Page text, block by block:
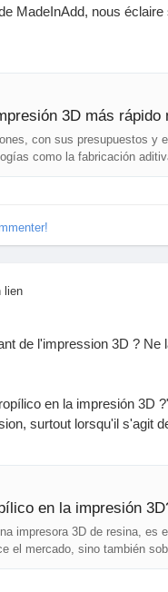
MadeInAdd, nous
l'innovation vient
hésitent. Vous avez un
et d'embrasser la
es/
#Technologie
con sus presupuestos y
como la fabricación
más bien lo cont
lien
de l'impression 3D ?
en la impresión 3D
surtout lorsqu'il s'agit
choix peut gâcher
détail au début de mon
une imprimante à
garantir des
partie intégrante du fun
en la impresión
impresora 3D de resina, es
el mercado, sino también
impresión mejores.